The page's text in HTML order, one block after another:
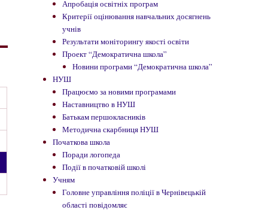
Апробація освітніх програм
Критерії оцінювання навчальних досягнень
учнів
Результати моніторингу якості освіти
Проект “Демократична школа”
Новини програми “Демократична школа”
НУШ
Працюємо за новими програмами
Наставництво в НУШ
Батькам першокласників
Методична скарбниця НУШ
Початкова школа
Поради логопеда
Події в початковій школі
Учням
Головне управління поліції в Чернівецькій
області повідомляє